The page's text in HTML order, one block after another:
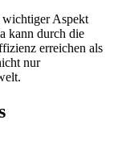
wichtiger Aspekt
kann durch die
erreichen als
nur